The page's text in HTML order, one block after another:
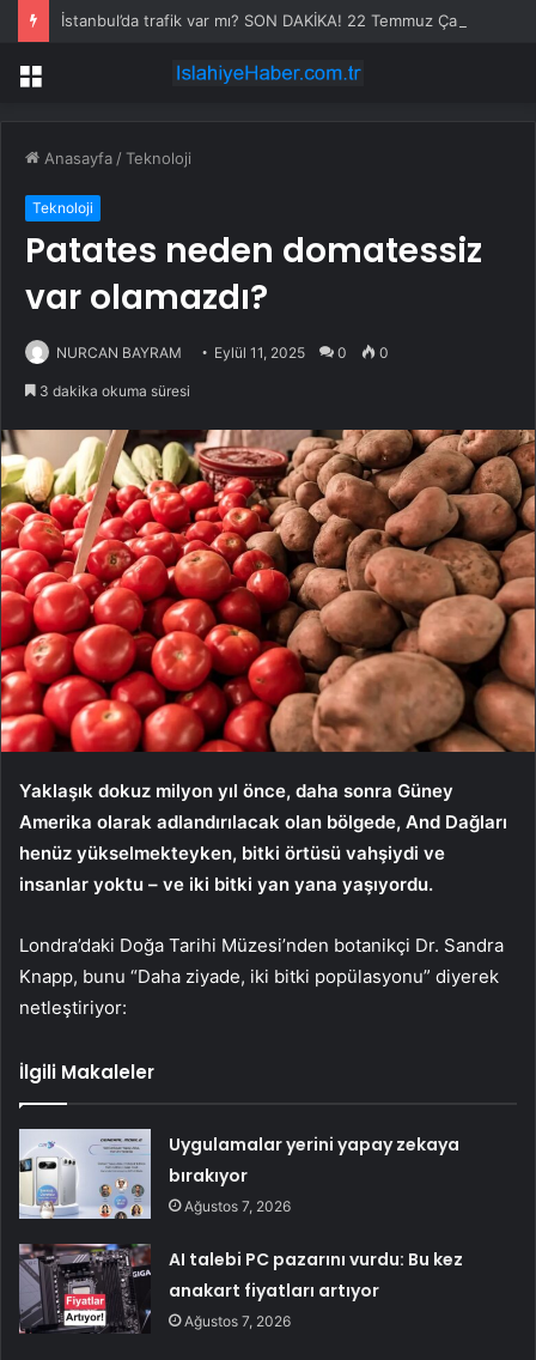
Menü
Anasayfa /Teknoloji
Teknoloji
Patates neden domatessiz
var olamazdı?
NURCAN BAYRAM Eylül 11, 2025 0 0
3 dakika okuma süresi
Yaklaşık dokuz milyon yıl önce, daha sonra Güney
Amerika olarak adlandırılacak olan bölgede, And Dağları
henüz yükselmekteyken, bitki örtüsü vahşiydi ve
insanlar yoktu – ve iki bitki yan yana yaşıyordu.
Londra’daki Doğa Tarihi Müzesi’nden botanikçi Dr. Sandra
Knapp, bunu “Daha ziyade, iki bitki popülasyonu” diyerek
netleştiriyor:
İlgili Makaleler
Uygulamalar yerini yapay zekaya
bırakıyor
Ağustos 7, 2026
AI talebi PC pazarını vurdu: Bu kez
anakart fiyatları artıyor
Ağustos 7, 2026